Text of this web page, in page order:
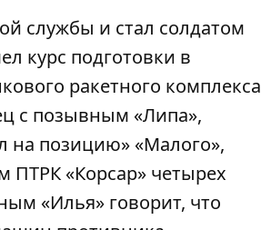
службы и стал солдатом
курс подготовки в
ракетного комплекса
с позывным «Липа»,
на позицию» «Малого»,
ПТРК «Корсар» четырех
«Илья» говорит, что